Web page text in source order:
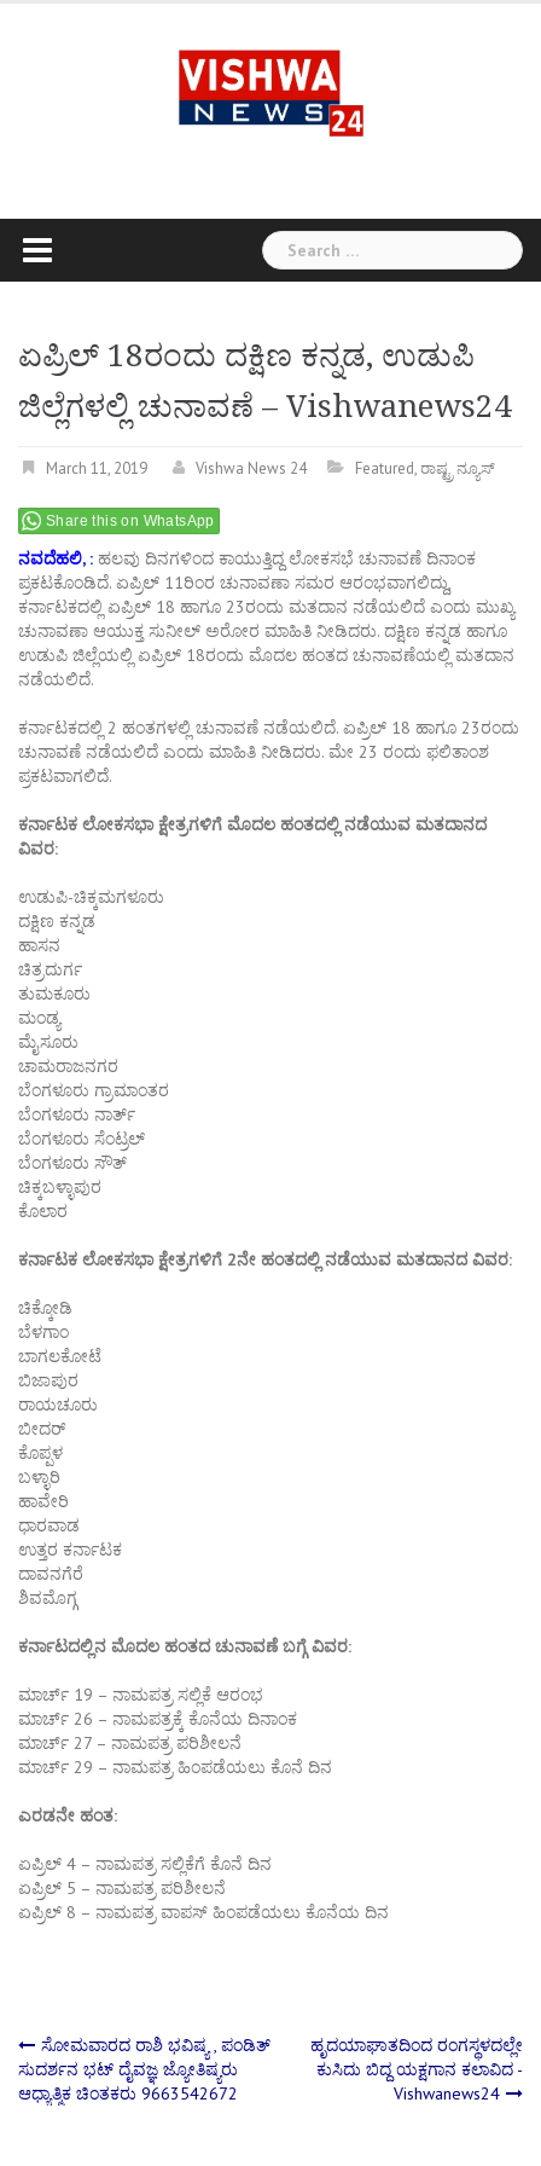
Search
for:
ಏಪ್ರಿಲ್ 18ರಂದು ದಕ್ಷಿಣ ಕನ್ನಡ, ಉಡುಪಿ
ಜಿಲ್ಲೆಗಳಲ್ಲಿ ಚುನಾವಣೆ – Vishwanews24
March 11, 2019 Vishwa News 24 Featured,ರಾಷ್ಟ್ರ ನ್ಯೂಸ್
Share this on WhatsApp
ನವದೆಹಲಿ, : ಹಲವು ದಿನಗಳಿಂದ ಕಾಯುತ್ತಿದ್ದ ಲೋಕಸಭೆ ಚುನಾವಣೆ ದಿನಾಂಕ
ಪ್ರಕಟಕೊಂಡಿದೆ. ಏಪ್ರಿಲ್​ 11ರಿಂರ ಚುನಾವಣಾ ಸಮರ ಆರಂಭವಾಗಲಿದ್ದು,
ಕರ್ನಾಟಕದಲ್ಲಿ ಏಪ್ರಿಲ್ 18 ಹಾಗೂ 23ರಂದು ಮತದಾನ ನಡೆಯಲಿದೆ ಎಂದು ಮುಖ್ಯ
ಚುನಾವಣಾ ಆಯುಕ್ತ ಸುನೀಲ್​ ಅರೋರ ಮಾಹಿತಿ ನೀಡಿದರು. ದಕ್ಷಿಣ ಕನ್ನಡ ಹಾಗೂ
ಉಡುಪಿ ಜಿಲ್ಲೆಯಲ್ಲಿ ಏಪ್ರಿಲ್ 18ರಂದು ಮೊದಲ ಹಂತದ ಚುನಾವಣೆಯಲ್ಲಿ ಮತದಾನ
ನಡೆಯಲಿದೆ.
ಕರ್ನಾಟಕದಲ್ಲಿ 2 ಹಂತಗಳಲ್ಲಿ ಚುನಾವಣೆ ನಡೆಯಲಿದೆ. ಏಪ್ರಿಲ್​ 18 ಹಾಗೂ 23ರಂದು
ಚುನಾವಣೆ ನಡೆಯಲಿದೆ ಎಂದು ಮಾಹಿತಿ ನೀಡಿದರು. ಮೇ 23 ರಂದು ಫಲಿತಾಂಶ
ಪ್ರಕಟವಾಗಲಿದೆ.
ಕರ್ನಾಟಕ ಲೋಕಸಭಾ ಕ್ಷೇತ್ರಗಳಿಗೆ ಮೊದಲ ಹಂತದಲ್ಲಿ ನಡೆಯುವ ಮತದಾನದ
ವಿವರ:
ಉಡುಪಿ-ಚಿಕ್ಕಮಗಳೂರು
ದಕ್ಷಿಣ ಕನ್ನಡ
ಹಾಸನ
ಚಿತ್ರದುರ್ಗ
ತುಮಕೂರು
ಮಂಡ್ಯ
ಮೈಸೂರು
ಚಾಮರಾಜನಗರ
ಬೆಂಗಳೂರು ಗ್ರಾಮಾಂತರ
ಬೆಂಗಳೂರು ನಾರ್ತ್
ಬೆಂಗಳೂರು ಸೆಂಟ್ರಲ್
ಬೆಂಗಳೂರು ಸೌತ್
ಚಿಕ್ಕಬಳ್ಳಾಪುರ
ಕೊಲಾರ
ಕರ್ನಾಟಕ ಲೋಕಸಭಾ ಕ್ಷೇತ್ರಗಳಿಗೆ 2ನೇ ಹಂತದಲ್ಲಿ ನಡೆಯುವ ಮತದಾನದ ವಿವರ:
ಚಿಕ್ಕೋಡಿ
ಬೆಳಗಾಂ
ಬಾಗಲಕೋಟೆ
ಬಿಜಾಪುರ
ರಾಯಚೂರು
ಬೀದರ್
ಕೊಪ್ಪಳ
ಬಳ್ಳಾರಿ
ಹಾವೇರಿ
ಧಾರವಾಡ
ಉತ್ತರ ಕರ್ನಾಟಕ
ದಾವನಗೆರೆ
ಶಿವಮೊಗ್ಗ
ಕರ್ನಾಟದಲ್ಲಿನ ಮೊದಲ ಹಂತದ ಚುನಾವಣೆ ಬಗ್ಗೆ ವಿವರ:
ಮಾರ್ಚ್​ 19 – ನಾಮಪತ್ರ ಸಲ್ಲಿಕೆ ಆರಂಭ
ಮಾರ್ಚ್​ 26 – ನಾಮಪತ್ರಕ್ಕೆ ಕೊನೆಯ ದಿನಾಂಕ
ಮಾರ್ಚ್​ 27 – ನಾಮಪತ್ರ ಪರಿಶೀಲನೆ
ಮಾರ್ಚ್​ 29 – ನಾಮಪತ್ರ ಹಿಂಪಡೆಯಲು ಕೊನೆ ದಿನ
ಎರಡನೇ ಹಂತ:
ಏಪ್ರಿಲ್​ 4 – ನಾಮಪತ್ರ ಸಲ್ಲಿಕೆಗೆ ಕೊನೆ ದಿನ
ಏಪ್ರಿಲ್​ 5 – ನಾಮಪತ್ರ ಪರಿಶೀಲನೆ
ಏಪ್ರಿಲ್​ 8 – ನಾಮಪತ್ರ ವಾಪಸ್​ ಹಿಂಪಡೆಯಲು ಕೊನೆಯ ದಿನ
Post
navigation
ಸೋಮವಾರದ ರಾಶಿ ಭವಿಷ್ಯ , ಪಂಡಿತ್
ಸುದರ್ಶನ ಭಟ್ ದೈವಜ್ಞ ಜ್ಯೋತಿಷ್ಯರು
ಆಧ್ಯಾತ್ಮಿಕ ಚಿಂತಕರು 9663542672
ಹೃದಯಾಘಾತದಿಂದ ರಂಗಸ್ಥಳದಲ್ಲೇ
ಕುಸಿದು ಬಿದ್ದ ಯಕ್ಷಗಾನ ಕಲಾವಿದ -
Vishwanews24